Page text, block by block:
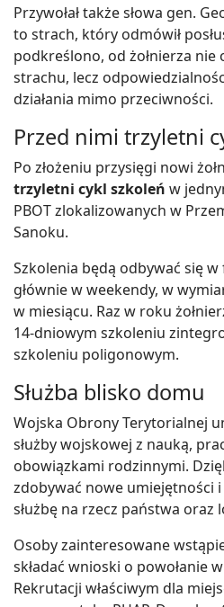
Przywołał także słowa gen.
to strach, który odmówił
podkreślono, od żołnierza nie
strachu, lecz
działania mimo przeciwności.
Przed nimi trzyletni
Po złożeniu przysięgi nowi
trzyletni cykl szkoleń w
PBOT zlokalizowanych w
Sanoku.
Szkolenia będą odbywać się
głównie w weekendy, w
w miesiącu. Raz w roku
14-dniowym szkoleniu
szkoleniu poligonowym.
Służba blisko domu
Wojska Obrony Terytorialnej
służby wojskowej z nauką,
obowiązkami rodzinnymi.
zdobywać nowe umiejętności i
służbę na rzecz państwa oraz
Osoby zainteresowane
składać wnioski o powołanie
Rekrutacji właściwym dla